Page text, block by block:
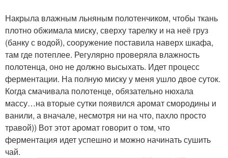
Накрыла влажным льняным полотенчиком, чтобы ткань
плотно обжимала миску, сверху тарелку и на неё груз
(банку с водой), сооружение поставила наверх шкафа,
там где потеплее. Регулярно проверяла влажность
полотенца, оно не должно высыхать. Идет процесс
ферментации. На полную миску у меня ушло двое суток.
Когда смачивала полотенце, обязательно нюхала
массу…на вторые сутки появился аромат смородины и
ванили, а вначале, несмотря ни на что, пахло просто
травой)) Вот этот аромат говорит о том, что
ферментация идет успешно и можно начинать сушить
чай.